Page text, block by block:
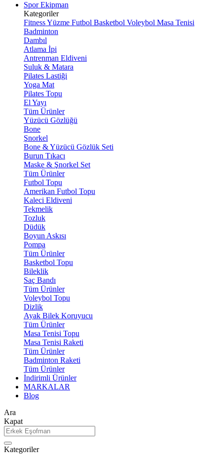
Spor Ekipman
Kategoriler
FitnessYüzme Futbol Basketbol Voleybol Masa Tenisi
Badminton
Dambıl
Atlama İpi
Antrenman Eldiveni
Suluk & Matara
Pilates Lastiği
Yoga Mat
Pilates Topu
El Yayı
Tüm Ürünler
Yüzücü Gözlüğü
Bone
Şnorkel
Bone & Yüzücü Gözlük Seti
Burun Tıkacı
Maske & Şnorkel Set
Tüm Ürünler
Futbol Topu
Amerikan Futbol Topu
Kaleci Eldiveni
Tekmelik
Tozluk
Düdük
Boyun Askısı
Pompa
Tüm Ürünler
Basketbol Topu
Bileklik
Saç Bandı
Tüm Ürünler
Voleybol Topu
Dizlik
Ayak Bilek Koruyucu
Tüm Ürünler
Masa Tenisi Topu
Masa Tenisi Raketi
Tüm Ürünler
Badminton Raketi
Tüm Ürünler
İndirimli Ürünler
MARKALAR
Blog
Ara
Kapat
Kategoriler